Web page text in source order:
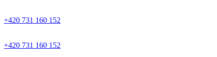
+420 731 160 152
+420 731 160 152